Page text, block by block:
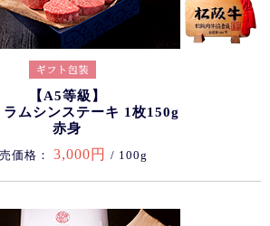
【A5等級】
ムシンステーキ 1枚150g
赤身
価格： 3,000円 / 100g